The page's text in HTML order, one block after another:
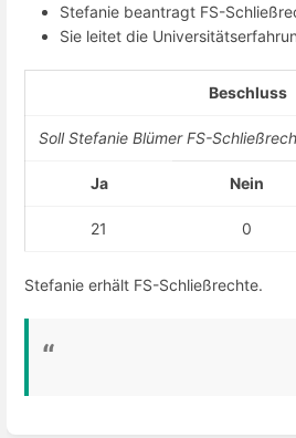
Stefanie beantragt FS-
Sie leitet die
Beschluss
Soll Stefanie Blümer FS-
Ja Nein
21 0
Stefanie erhält FS-Schließrechte.